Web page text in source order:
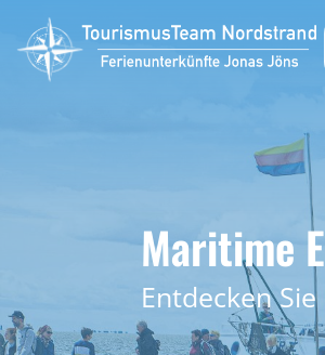
Maritime
Entdecken